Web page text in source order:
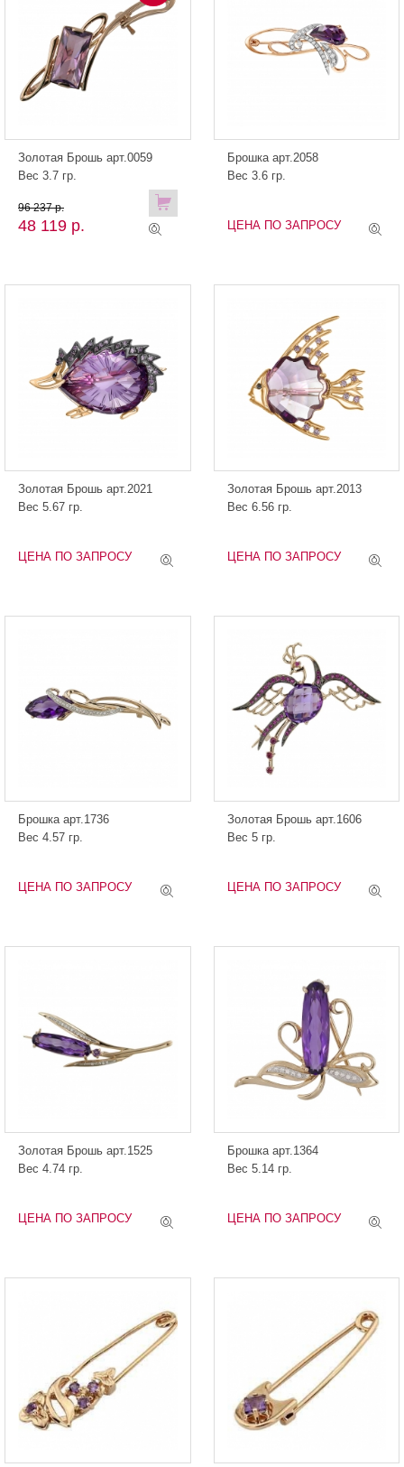
Золотая Брошь арт.0059
Вес 3.7 гр.
48 119 р.
96 237 р.
Брошка арт.2058
Вес 3.6 гр.
ЦЕНА ПО ЗАПРОСУ
Золотая Брошь арт.2021
Вес 5.67 гр.
ЦЕНА ПО ЗАПРОСУ
Золотая Брошь арт.2013
Вес 6.56 гр.
ЦЕНА ПО ЗАПРОСУ
Брошка арт.1736
Вес 4.57 гр.
ЦЕНА ПО ЗАПРОСУ
Золотая Брошь арт.1606
Вес 5 гр.
ЦЕНА ПО ЗАПРОСУ
Золотая Брошь арт.1525
Вес 4.74 гр.
ЦЕНА ПО ЗАПРОСУ
Брошка арт.1364
Вес 5.14 гр.
ЦЕНА ПО ЗАПРОСУ